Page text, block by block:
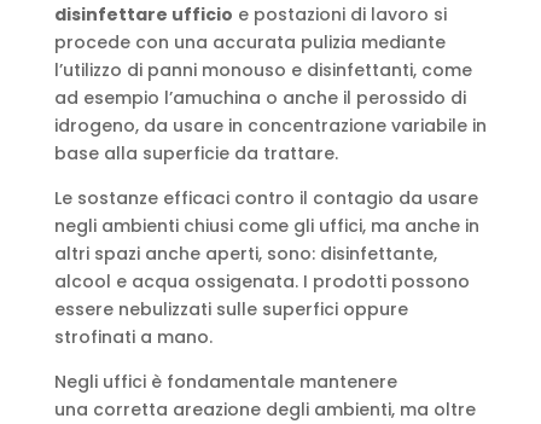
disinfettare ufficio e postazioni di lavoro si
procede con una accurata pulizia mediante
l’utilizzo di panni monouso e disinfettanti, come
ad esempio l’amuchina o anche il perossido di
idrogeno, da usare in concentrazione variabile in
base alla superficie da trattare.
Le sostanze efficaci contro il contagio da usare
negli ambienti chiusi come gli uffici, ma anche in
altri spazi anche aperti, sono: disinfettante,
alcool e acqua ossigenata. I prodotti possono
essere nebulizzati sulle superfici oppure
strofinati a mano.
Negli uffici è fondamentale mantenere
una corretta areazione degli ambienti, ma oltre